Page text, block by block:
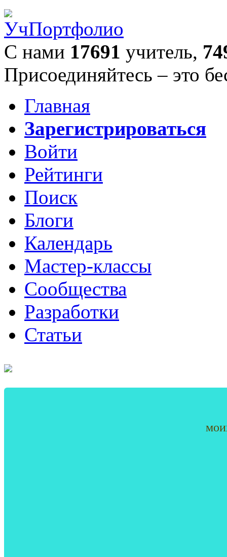
С нами 17691 учитель,
Присоединяйтесь – это
Главная
Зарегистрироваться
Войти
Рейтинги
Поиск
Блоги
Календарь
Мастер-классы
Сообщества
Разработки
Статьи